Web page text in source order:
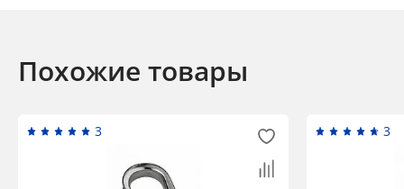
Похожие товары
3 3